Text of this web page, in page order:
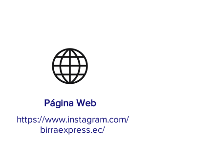
Página Web
https://www.instagram.com/
birraexpress.ec/